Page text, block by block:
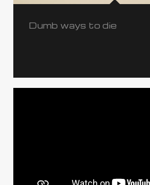
Dumb ways to die